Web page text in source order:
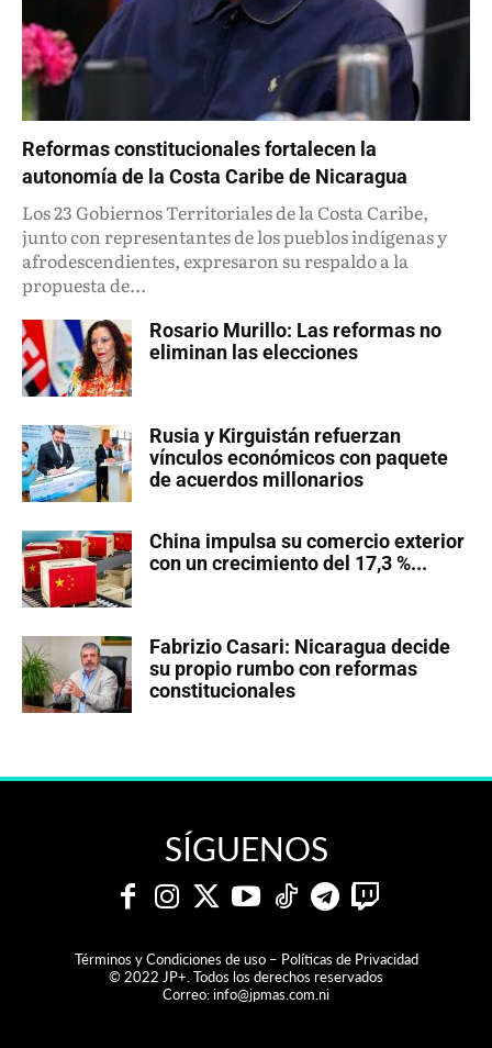
Reformas constitucionales fortalecen la
autonomía de la Costa Caribe de Nicaragua
Los 23 Gobiernos Territoriales de la Costa Caribe,
junto con representantes de los pueblos indígenas y
afrodescendientes, expresaron su respaldo a la
propuesta de...
Rosario Murillo: Las reformas no
eliminan las elecciones
Rusia y Kirguistán refuerzan
vínculos económicos con paquete
de acuerdos millonarios
China impulsa su comercio exterior
con un crecimiento del 17,3 %...
Fabrizio Casari: Nicaragua decide
su propio rumbo con reformas
constitucionales
SÍGUENOS
Términos y Condiciones de uso – Políticas de Privacidad
© 2022 JP+. Todos los derechos reservados
Correo:info@jpmas.com.ni